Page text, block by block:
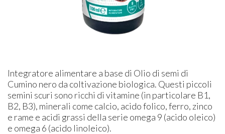
​Integratore alimentare a base di Olio di semi di
Cumino nero da coltivazione biologica. Questi piccoli
semini scuri sono ricchi di vitamine (in particolare B1,
B2, B3), minerali come calcio, acido folico, ferro, zinco
e rame e acidi grassi della serie omega 9 (acido oleico)
e omega 6 (acido linoleico).